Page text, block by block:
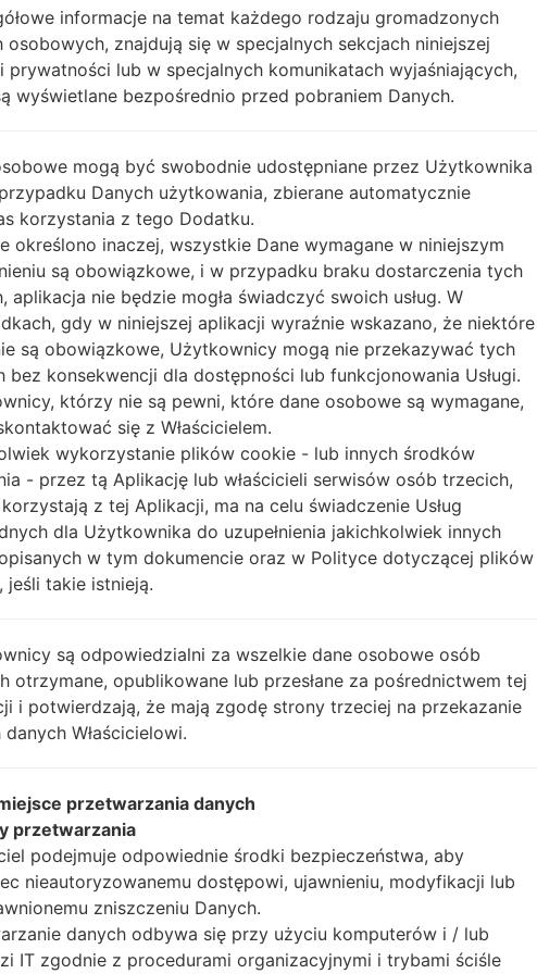
dla telefonów LG
OS Rozmiar
Unknown
Android 6.0.x Marshmallow 1.02 GiB
Unknown 1.22 GiB
Android 6.0.x Marshmallow 1.04 GiB
Android 6.0.x Marshmallow
Android 5.1.x Lollipop Mirror Release 1.28 GiB
Unknown 1.22 GiB
Unknown 1.22 GiB
Android 6.0.x Marshmallow
Android 6.0.x Marshmallow
informacje na temat każdego rodzaju gromadzonych
osobowych, znajdują się w specjalnych sekcjach niniejszej
prywatności lub w specjalnych komunikatach wyjaśniających,
wyświetlane bezpośrednio przed pobraniem Danych.
mogą być swobodnie udostępniane przez Użytkownika
Danych użytkowania, zbierane automatycznie
korzystania z tego Dodatku.
określono inaczej, wszystkie Dane wymagane w niniejszym
są obowiązkowe, i w przypadku braku dostarczenia tych
aplikacja nie będzie mogła świadczyć swoich usług. W
gdy w niniejszej aplikacji wyraźnie wskazano, że niektóre
są obowiązkowe, Użytkownicy mogą nie przekazywać tych
bez konsekwencji dla dostępności lub funkcjonowania Usługi.
którzy nie są pewni, które dane osobowe są wymagane,
się z Właścicielem.
wykorzystanie plików cookie - lub innych środków
- przez tą Aplikację lub właścicieli serwisów osób trzecich,
z tej Aplikacji, ma na celu świadczenie Usług
dla Użytkownika do uzupełnienia jakichkolwiek innych
w tym dokumencie oraz w Polityce dotyczącej plików
jeśli takie istnieją.
są odpowiedzialni za wszelkie dane osobowe osób
otrzymane, opublikowane lub przesłane za pośrednictwem tej
i potwierdzają, że mają zgodę strony trzeciej na przekazanie
Właścicielowi.
przetwarzania danych
przetwarzania
podejmuje odpowiednie środki bezpieczeństwa, aby
nieautoryzowanemu dostępowi, ujawnieniu, modyfikacji lub
zniszczeniu Danych.
danych odbywa się przy użyciu komputerów i / lub
IT zgodnie z procedurami organizacyjnymi i trybami ściśle